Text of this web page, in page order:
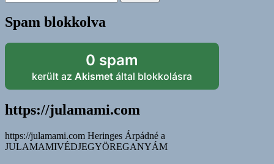
Spam blokkolva
0 spam
került az Akismet által blokkolásra
https://julamami.com
https://julamami.com Heringes Árpádné a
JULAMAMIVÉDJEGYÖREGANYÁM